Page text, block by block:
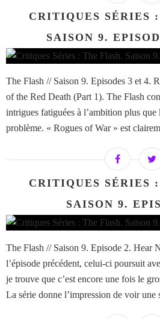
CRITIQUES SÉRIES
SAISON 9.
The Flash // Saison 9. Episodes 3 et 4.
of the Red Death (Part 1). The Flash
intrigues fatiguées à l’ambition plus que
problème. « Rogues of War » est
CRITIQUES SÉRIES
SAISON 9.
The Flash // Saison 9. Episode 2. Hear
l’épisode précédent, celui-ci poursuit
je trouve que c’est encore une fois le
La série donne l’impression de voir une